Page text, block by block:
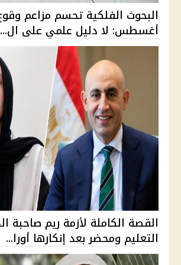
أغسطس: لا دليل علمي على ال...
التعليم ومحضر بعد إنكارها أورا...